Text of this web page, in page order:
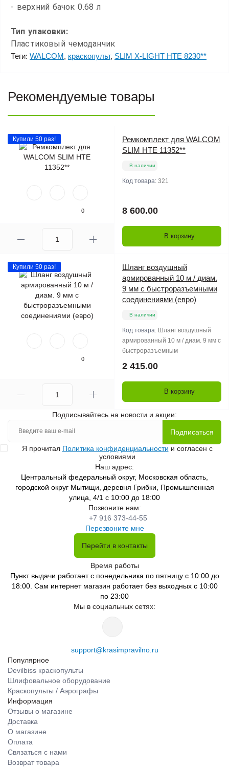
- верхний бачок 0.68 л
Тип упаковки:
Пластиковый чемоданчик
Теги: WALCOM, краскопульт, SLIM X-LIGHT HTE 8230**
Рекомендуемые товары
Купили 50 раз!
0
Ремкомплект для WALCOM
SLIM HTE 11352**
В наличии
Код товара: 321
8 600.00
В корзину
Купили 50 раз!
0
Шланг воздушный
армированный 10 м / диам.
9 мм с быстроразъемными
соединениями (евро)
В наличии
Код товара: Шланг воздушный
армированный 10 м / диам. 9 мм с
быстроразъемным
2 415.00
В корзину
Подписывайтесь на новости и акции:
Подписаться
Я прочитал Политика конфиденциальности и согласен с
условиями
Наш адрес:
Центральный федеральный округ, Московская область,
городской округ Мытищи, деревня Грибки, Промышленная
улица, 4/1 с 10:00 до 18:00
Позвоните нам:
+7 916 373-44-55
Перезвоните мне
Перейти в контакты
Время работы
Пункт выдачи работает с понедельника по пятницу с 10:00 до
18:00. Сам интернет магазин работает без выходных с 10:00
по 23:00
Мы в социальных сетях:
support@krasimpravilno.ru
Популярное
Devilbiss краскопульты
Шлифовальное оборудование
Краскопульты / Аэрографы
Информация
Отзывы о магазине
Доставка
О магазине
Оплата
Связаться с нами
Возврат товара